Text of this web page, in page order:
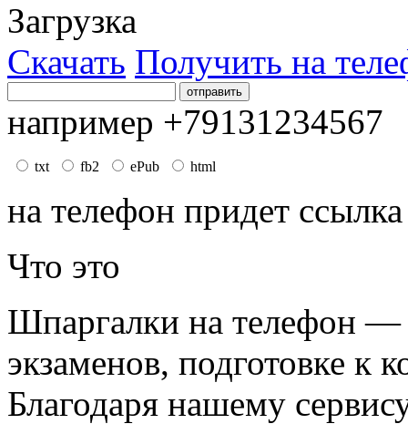
Загрузка
Скачать Получить на
например +79131234567
txt fb2 ePub html
на телефон придет
Что это
Шпаргалки на телефон —
экзаменов, подготовке к
Благодаря нашему